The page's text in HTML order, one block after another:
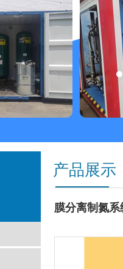
产品展示
膜分离制氮系